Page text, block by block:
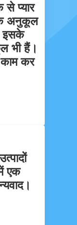
से प्यार
के अनुकूल
इसके
भी हैं।
कर
एक